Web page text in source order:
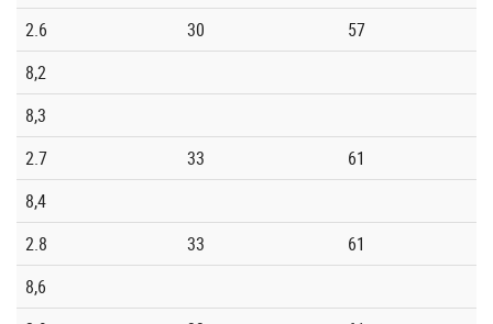
2.6
30
57
8,2
8,3
2.7
33
61
8,4
2.8
33
61
8,6